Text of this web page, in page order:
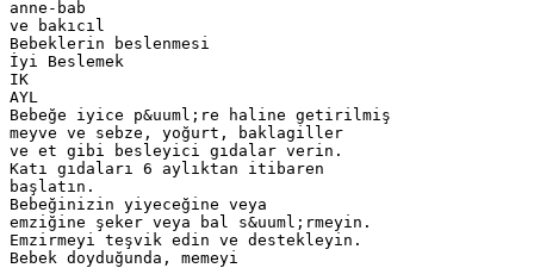
anne-bab
ve bakıcıl
Bebeklerin beslenmesi
İyi Beslemek
IK
AYL
Bebeğe iyice p&uuml;re haline getirilmiş
meyve ve sebze, yoğurt, baklagiller
ve et gibi besleyici gıdalar verin.
Katı gıdaları 6 aylıktan itibaren
başlatın.
Bebeğinizin yiyeceğine veya
emziğine şeker veya bal s&uuml;rmeyin.
Emzirmeyi teşvik edin ve destekleyin.
Bebek doyduğunda, memeyi